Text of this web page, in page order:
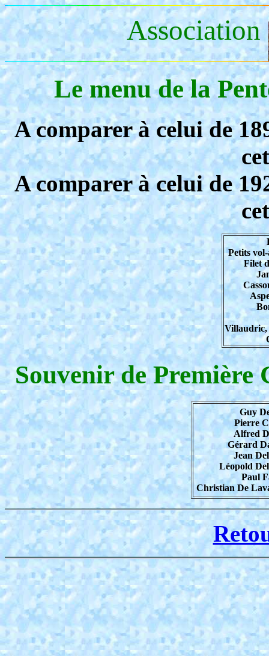
Association
Le menu de la
A comparer à celui de
A comparer à celui de
Petits
Filet
Villaudric,
Souvenir de Première
Guy
Pierre
Alfred
Gérard
Jean
Léopold
Paul
Christian De